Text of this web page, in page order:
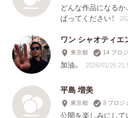
どんな作品になるか
ばってください！
ワン シャオティエ
東京都 14 プロ
加油。 2026/01/26
平島 増美
東京都 3 プロジ
公開を楽しみにして